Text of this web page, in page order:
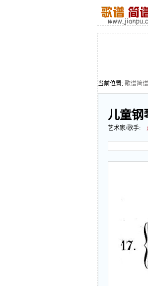
当前位置: 歌谱简
儿童钢
艺术家/歌手: